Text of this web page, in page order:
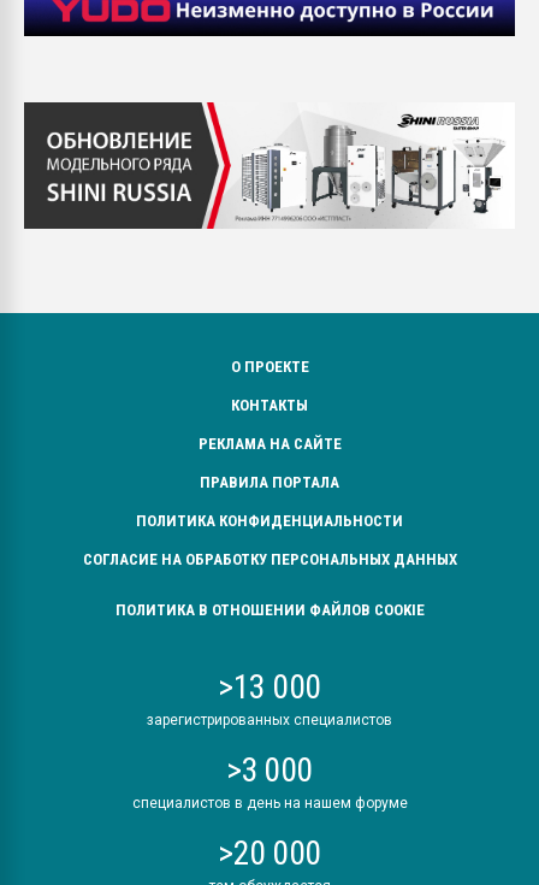
О ПРОЕКТЕ
КОНТАКТЫ
РЕКЛАМА НА САЙТЕ
ПРАВИЛА ПОРТАЛА
ПОЛИТИКА КОНФИДЕНЦИАЛЬНОСТИ
СОГЛАСИЕ НА ОБРАБОТКУ ПЕРСОНАЛЬНЫХ ДАННЫХ
ПОЛИТИКА В ОТНОШЕНИИ ФАЙЛОВ COOKIE
>13 000
зарегистрированных специалистов
>3 000
специалистов в день на нашем форуме
>20 000